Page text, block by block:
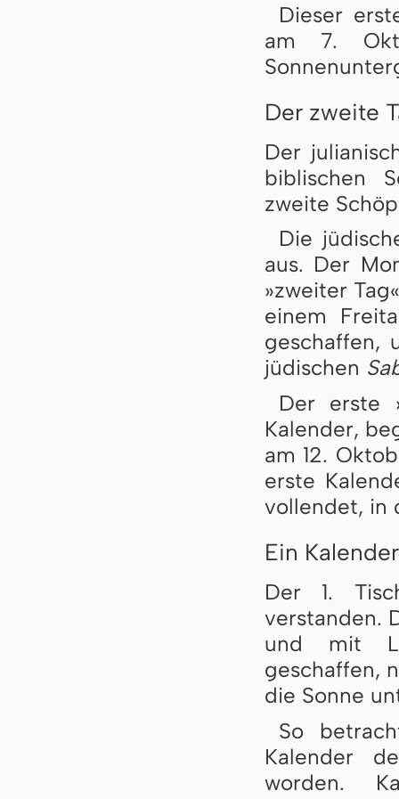
Dieser
am 7.
Der zweite
Der
biblischen
zweite
Die
aus. Der
»zweiter
einem
geschaffen,
jüdischen
Der erste
Kalender,
am 12.
erste
vollendet, in
Ein
Der 1.
verstanden.
und mit
geschaffen,
die Sonne
So
Kalender
worden.